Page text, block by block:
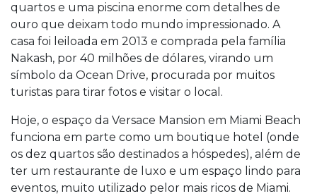
quartos e uma piscina enorme com detalhes de
ouro que deixam todo mundo impressionado. A
casa foi leiloada em 2013 e comprada pela família
Nakash, por 40 milhões de dólares, virando um
símbolo da Ocean Drive, procurada por muitos
turistas para tirar fotos e visitar o local.
Hoje, o espaço da Versace Mansion em Miami Beach
funciona em parte como um boutique hotel (onde
os dez quartos são destinados a hóspedes), além de
ter um restaurante de luxo e um espaço lindo para
eventos, muito utilizado pelor mais ricos de Miami.